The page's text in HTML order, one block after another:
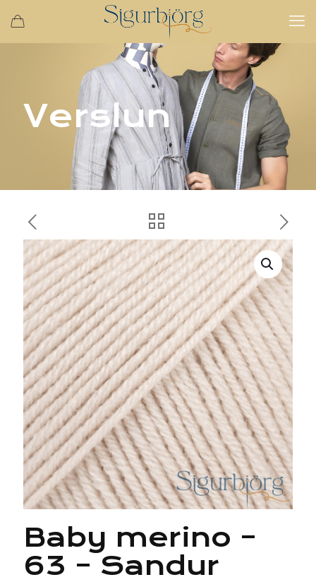
Verslun
Baby merino –
63 – Sandur